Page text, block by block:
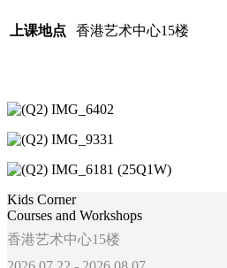
上课地点 香港艺术中心15楼
Kids Corner
Courses and Workshops
香港艺术中心15楼